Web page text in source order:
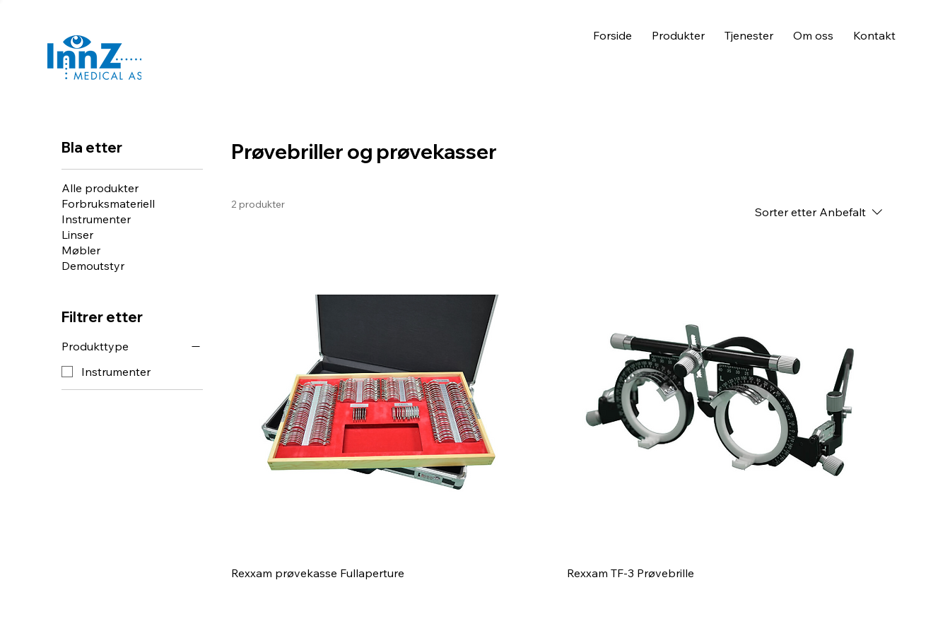
Forside Produkter Tjenester Om oss Kontakt
Bla etter
Alle produkter
Forbruksmateriell
Instrumenter
Linser
Møbler
Demoutstyr
Filtrer etter
Produkttype
Instrumenter
Prøvebriller og prøvekasser
2 produkter
Sorter etter Anbefalt
Rexxam prøvekasse Fullaperture Rexxam TF-3 Prøvebrille